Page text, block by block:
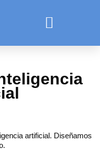
artificial. Diseñamos